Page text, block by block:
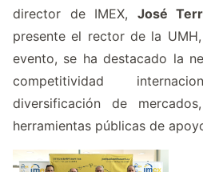
director de IMEX, José
presente el rector de la UMH,
evento, se ha destacado la
competitividad
diversificación de
herramientas públicas de